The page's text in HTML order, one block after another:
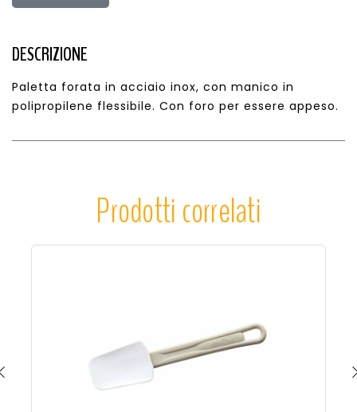
DESCRIZIONE
Paletta forata in acciaio inox, con manico in
polipropilene flessibile. Con foro per essere appeso.
Prodotti correlati